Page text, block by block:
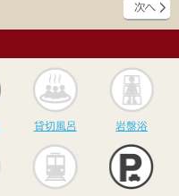
露天風呂 貸切風呂
貸切風呂 岩盤浴
サウナ